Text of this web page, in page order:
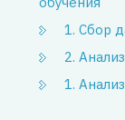
1. Сбор
2.
1.